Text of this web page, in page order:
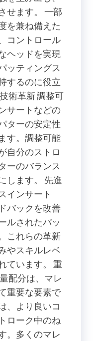
せます。 一部
を兼ね備えた
コントロール
ヘッドを実現
ッティングス
するのに役立
術革新 調整可
サートなどの
ターの安定性
す。調整可能
自分のストロ
ーのバランス
します。 先進
インサート
バックを改善
ルされたパッ
これらの革新
やスキルレベ
ています。 重
配分は、マレ
重要な要素で
、より良いコ
ローク中のね
。多くのマレ